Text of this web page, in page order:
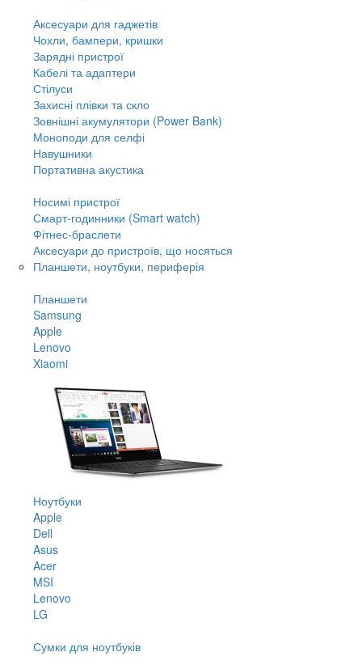
Аксесуари для гаджетів
Чохли, бампери, кришки
Зарядні пристрої
Кабелі та адаптери
Стілуси
Захисні плівки та скло
Зовнішні акумулятори (Power Bank)
Моноподи для селфі
Навушники
Портативна акустика
Носимі пристрої
Смарт-годинники (Smart watch)
Фітнес-браслети
Аксесуари до пристроїв, що носяться
Планшети, ноутбуки, периферія
Планшети
Samsung
Apple
Lenovo
Xiaomi
Ноутбуки
Apple
Dell
Asus
Acer
MSI
Lenovo
LG
Сумки для ноутбуків